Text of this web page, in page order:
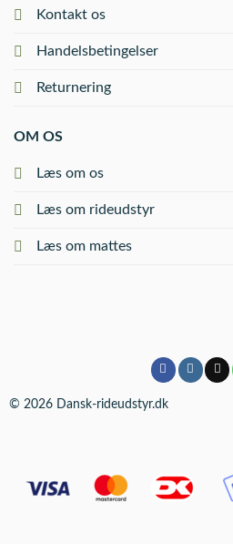
Kontakt os
Handelsbetingelser
Returnering
OM OS
Læs om os
Læs om rideudstyr
Læs om mattes
© 2026 Dansk-rideudstyr.dk